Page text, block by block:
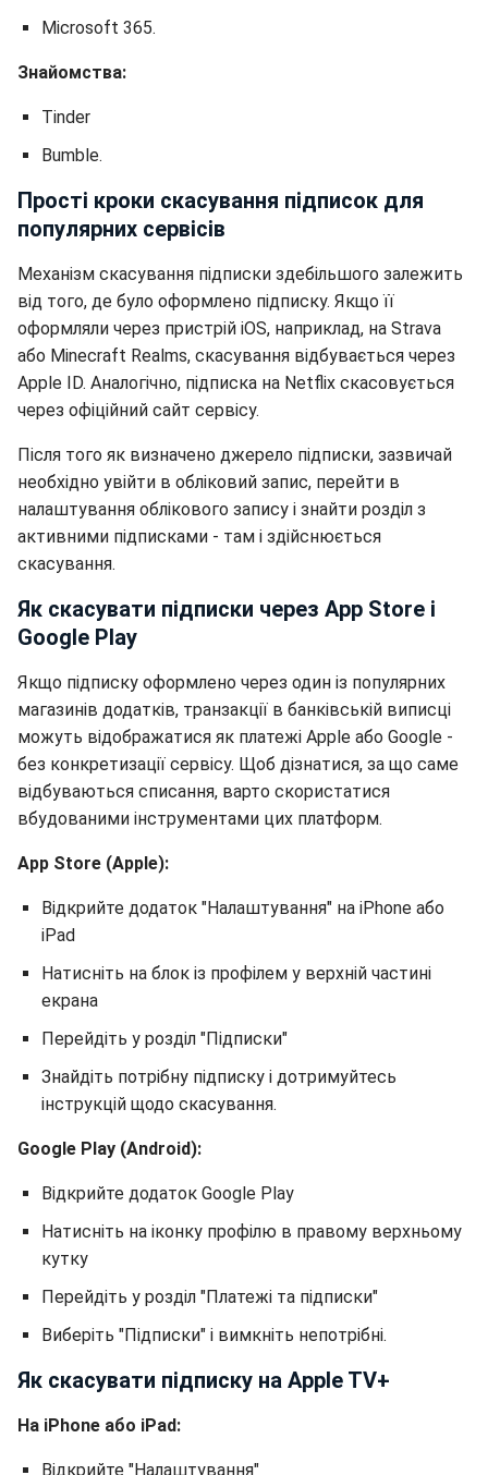
Microsoft 365.
Знайомства:
Tinder
Bumble.
Прості кроки скасування підписок для
популярних сервісів
Механізм скасування підписки здебільшого залежить
від того, де було оформлено підписку. Якщо її
оформляли через пристрій iOS, наприклад, на Strava
або Minecraft Realms, скасування відбувається через
Apple ID. Аналогічно, підписка на Netflix скасовується
через офіційний сайт сервісу.
Після того як визначено джерело підписки, зазвичай
необхідно увійти в обліковий запис, перейти в
налаштування облікового запису і знайти розділ з
активними підписками - там і здійснюється
скасування.
Як скасувати підписки через App Store і
Google Play
Якщо підписку оформлено через один із популярних
магазинів додатків, транзакції в банківській виписці
можуть відображатися як платежі Apple або Google -
без конкретизації сервісу. Щоб дізнатися, за що саме
відбуваються списання, варто скористатися
вбудованими інструментами цих платформ.
App Store (Apple):
Відкрийте додаток "Налаштування" на iPhone або
iPad
Натисніть на блок із профілем у верхній частині
екрана
Перейдіть у розділ "Підписки"
Знайдіть потрібну підписку і дотримуйтесь
інструкцій щодо скасування.
Google Play (Android):
Відкрийте додаток Google Play
Натисніть на іконку профілю в правому верхньому
кутку
Перейдіть у розділ "Платежі та підписки"
Виберіть "Підписки" і вимкніть непотрібні.
Як скасувати підписку на Apple TV+
На iPhone або iPad:
Відкрийте "Налаштування"